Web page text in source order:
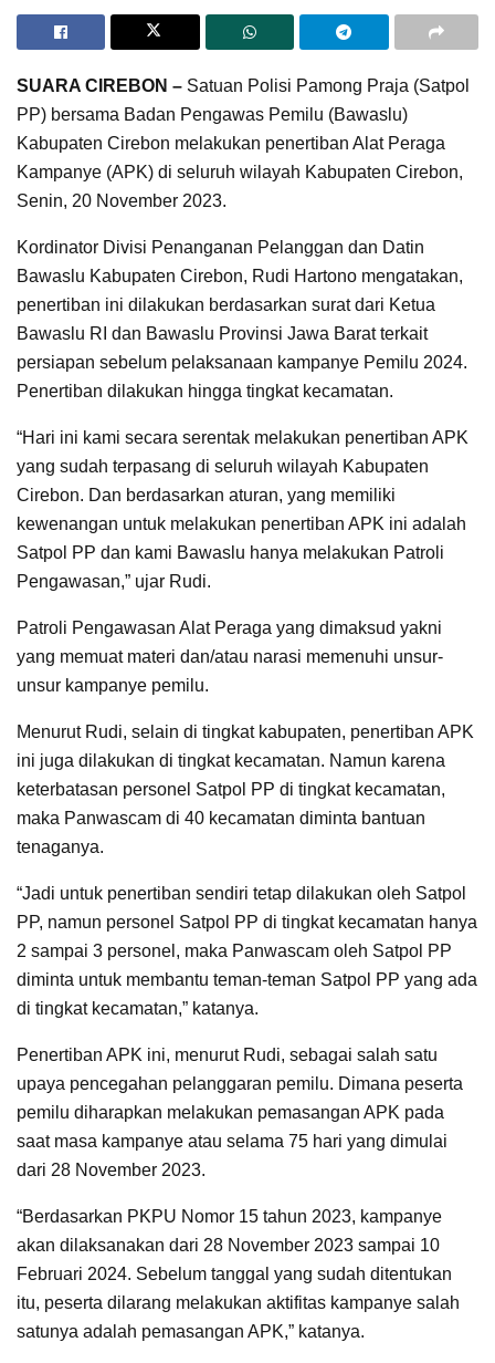
SUARA CIREBON – Satuan Polisi Pamong Praja (Satpol
PP) bersama Badan Pengawas Pemilu (Bawaslu)
Kabupaten Cirebon melakukan penertiban Alat Peraga
Kampanye (APK) di seluruh wilayah Kabupaten Cirebon,
Senin, 20 November 2023.
Kordinator Divisi Penanganan Pelanggan dan Datin
Bawaslu Kabupaten Cirebon, Rudi Hartono mengatakan,
penertiban ini dilakukan berdasarkan surat dari Ketua
Bawaslu RI dan Bawaslu Provinsi Jawa Barat terkait
persiapan sebelum pelaksanaan kampanye Pemilu 2024.
Penertiban dilakukan hingga tingkat kecamatan.
“Hari ini kami secara serentak melakukan penertiban APK
yang sudah terpasang di seluruh wilayah Kabupaten
Cirebon. Dan berdasarkan aturan, yang memiliki
kewenangan untuk melakukan penertiban APK ini adalah
Satpol PP dan kami Bawaslu hanya melakukan Patroli
Pengawasan,” ujar Rudi.
Patroli Pengawasan Alat Peraga yang dimaksud yakni
yang memuat materi dan/atau narasi memenuhi unsur-
unsur kampanye pemilu.
Menurut Rudi, selain di tingkat kabupaten, penertiban APK
ini juga dilakukan di tingkat kecamatan. Namun karena
keterbatasan personel Satpol PP di tingkat kecamatan,
maka Panwascam di 40 kecamatan diminta bantuan
tenaganya.
“Jadi untuk penertiban sendiri tetap dilakukan oleh Satpol
PP, namun personel Satpol PP di tingkat kecamatan hanya
2 sampai 3 personel, maka Panwascam oleh Satpol PP
diminta untuk membantu teman-teman Satpol PP yang ada
di tingkat kecamatan,” katanya.
Penertiban APK ini, menurut Rudi, sebagai salah satu
upaya pencegahan pelanggaran pemilu. Dimana peserta
pemilu diharapkan melakukan pemasangan APK pada
saat masa kampanye atau selama 75 hari yang dimulai
dari 28 November 2023.
“Berdasarkan PKPU Nomor 15 tahun 2023, kampanye
akan dilaksanakan dari 28 November 2023 sampai 10
Februari 2024. Sebelum tanggal yang sudah ditentukan
itu, peserta dilarang melakukan aktifitas kampanye salah
satunya adalah pemasangan APK,” katanya.